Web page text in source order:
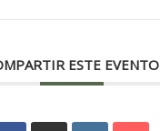
ESTE EVENTO